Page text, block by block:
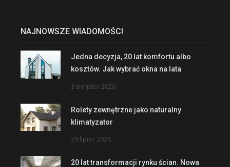
NAJNOWSZE WIADOMOŚCI
Jedna decyzja, 20 lat komfortu albo
kosztów. Jak wybrać okna na lata
3 sierpień 2026
Rolety zewnętrzne jako naturalny
klimatyzator
29 lipiec 2026
20 lat transformacji rynku ścian. Nowa